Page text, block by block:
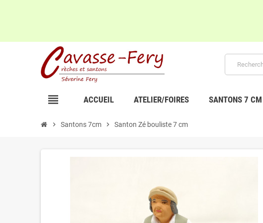
view_headline ACCUEIL ATELIER/FOIRES SANTONS 7 CM
chevron_right Santons 7cm chevron_right Santon Zé bouliste 7 cm